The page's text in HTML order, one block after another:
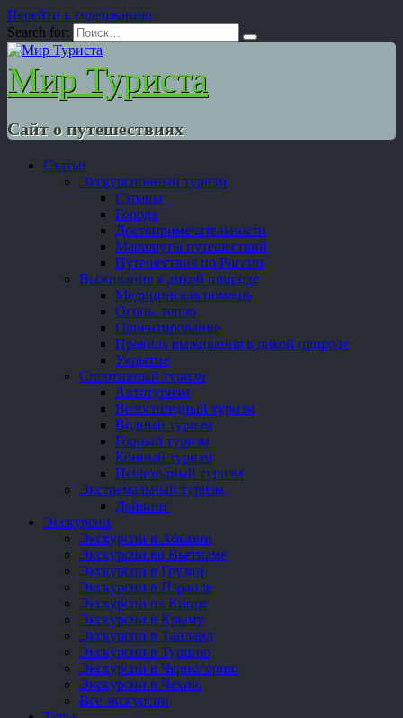
Перейти к содержанию
Search for:
Мир Туриста
Сайт о путешествиях
Статьи
Экскурсионный туризм
Страны
Города
Достопримечательности
Маршруты путешествий
Путешествия по России
Выживание в дикой природе
Медицинская помощь
Огонь, тепло
Ориентирование
Правила выживания в дикой природе
Укрытие
Спортивный туризм
Автотуризм
Велосипедный туризм
Водный туризм
Горный туризм
Конный туризм
Пешеходный туризм
Экстремальный туризм
Дайвинг
Экскурсии
Экскурсии в Абхазии
Экскурсии во Вьетнаме
Экскурсии в Грузии
Экскурсии в Израиле
Экскурсии на Кипре
Экскурсии в Крыму
Экскурсии в Таиланд
Экскурсии в Турцию
Экскурсии в Черногорию
Экскурсии в Чехию
Все экскурсии